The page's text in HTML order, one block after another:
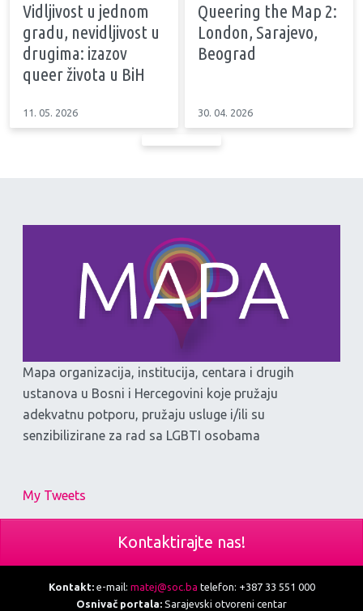
Vidljivost u jednom
gradu, nevidljivost u
drugima: izazov
queer života u BiH
11. 05. 2026
Queering the Map 2:
London, Sarajevo,
Beograd
30. 04. 2026
Mapa organizacija, institucija, centara i drugih
ustanova u Bosni i Hercegovini koje pružaju
adekvatnu potporu, pružaju usluge i/ili su
senzibilizirane za rad sa LGBTI osobama
My Tweets
Kontaktirajte nas!
Kontakt:e-mail: matej@soc.ba telefon: +387 33 551 000
Osnivač portala: Sarajevski otvoreni centar